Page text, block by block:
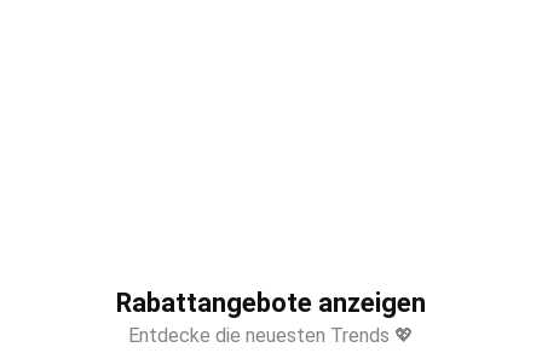
Rabattangebote anzeigen
Entdecke die neuesten Trends 💖